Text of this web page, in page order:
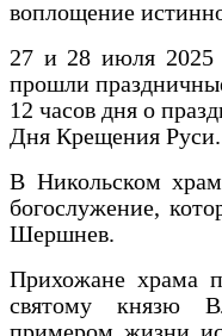
воплощение
27 и 28 июля 2025
прошли
12 часов дня о
Дня Крещения Руси.
В Никольском
богослужение,
Шершнев.
Прихожане храма
святому князю